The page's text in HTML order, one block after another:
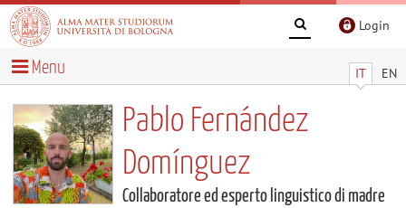
Login
IT EN
Menu
Pablo Fernández
Domínguez
Collaboratore ed esperto linguistico di madre